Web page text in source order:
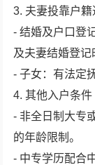
3. 夫妻投靠户籍
- 结婚及户口登
及夫妻结婚登记
- 子女：有法定
4. 其他入户条件
- 非全日制大专
的年龄限制。
- 中专学历配合